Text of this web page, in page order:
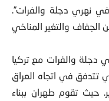
في نهري دجلة والفرات”.
الجفاف والتغير المناخي
دجلة والفرات مع تركيا
تتدفق في اتجاه العراق
حيث تقوم طهران ببناء